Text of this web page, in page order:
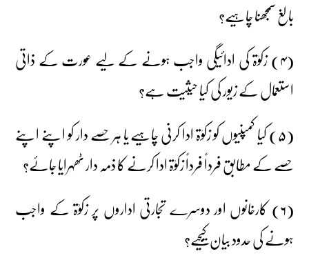
بالغ سمجھنا چاہیے؟
(۴) زکوٰۃ کی ادائیگی واجب ہونے کے لیے عورت کے ذاتی
استعمال کے زیور کی کیا حیثیت ہے؟
(۵) کیا کمپنیوں کو زکوٰۃ ادا کرنی چاہیے یا ہر حصے دار کو اپنے اپنے
حصے کے مطابق فرداً فرداً زکوٰۃ ادا کرنے کا ذمہ دار ٹھہرایا جائے؟
(۶) کارخانوں اور دوسرے تجارتی اداروں پر زکوٰۃ کے واجب
ہونے کی حدود بیان کیجیے؟